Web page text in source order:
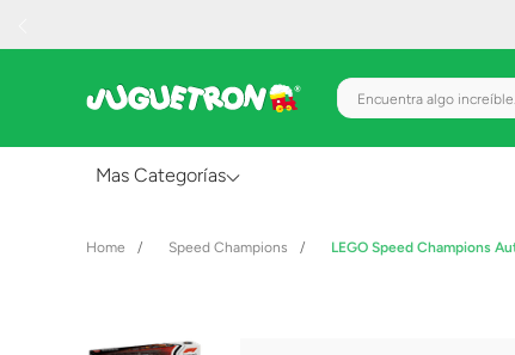
Encuentra algo
Mas Categorías
Speed Champions LEGO Speed Champions